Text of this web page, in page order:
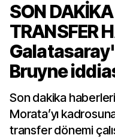
SON
TRANSFER
Bruyne
Son dakika
Morata’yı
transfer dönemi